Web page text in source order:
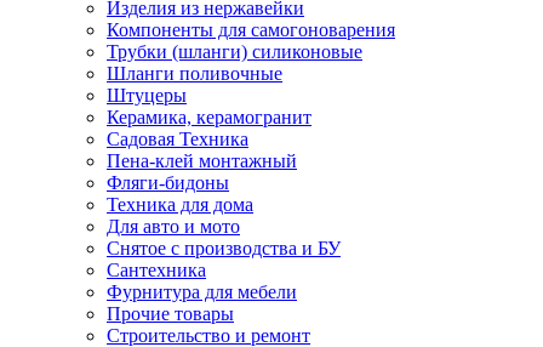
Изделия из нержавейки
Компоненты для самогоноварения
Трубки (шланги) силиконовые
Шланги поливочные
Штуцеры
Керамика, керамогранит
Садовая Техника
Пена-клей монтажный
Фляги-бидоны
Техника для дома
Для авто и мото
Снятое с производства и БУ
Сантехника
Фурнитура для мебели
Прочие товары
Строительство и ремонт